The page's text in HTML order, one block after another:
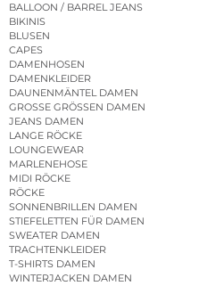
BALLOON / BARREL JEANS
BIKINIS
BLUSEN
CAPES
DAMENHOSEN
DAMENKLEIDER
DAUNENMÄNTEL DAMEN
GROSSE GRÖSSEN DAMEN
JEANS DAMEN
LANGE RÖCKE
LOUNGEWEAR
MARLENEHOSE
MIDI RÖCKE
RÖCKE
SONNENBRILLEN DAMEN
STIEFELETTEN FÜR DAMEN
SWEATER DAMEN
TRACHTENKLEIDER
T-SHIRTS DAMEN
WINTERJACKEN DAMEN